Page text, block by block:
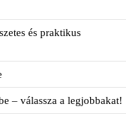
és praktikus
– válassza a legjobbakat!